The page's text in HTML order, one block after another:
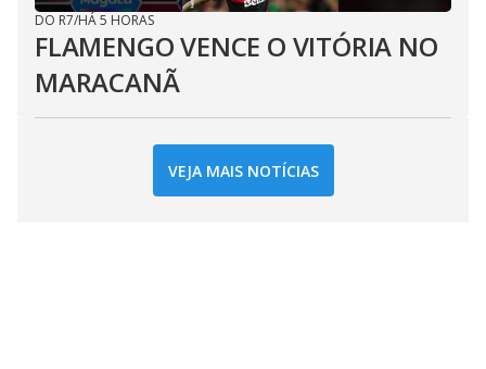
DO R7/HÁ 5 HORAS
FLAMENGO VENCE O VITÓRIA NO
MARACANÃ
VEJA MAIS NOTÍCIAS